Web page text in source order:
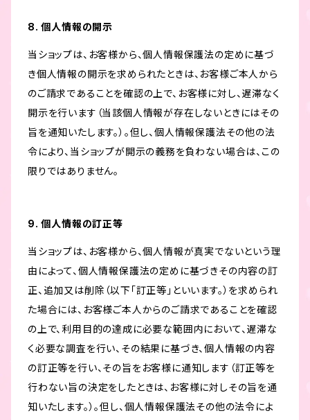
8. 個人情報の開示
当ショップは、お客様から、個人情報保護法の定めに基づ
き個人情報の開示を求められたときは、お客様ご本人から
のご請求であることを確認の上で、お客様に対し、遅滞なく
開示を行います（当該個人情報が存在しないときにはその
旨を通知いたします。）。但し、個人情報保護法その他の法
令により、当ショップが開示の義務を負わない場合は、この
限りではありません。
9. 個人情報の訂正等
当ショップは、お客様から、個人情報が真実でないという理
由によって、個人情報保護法の定めに基づきその内容の訂
正、追加又は削除（以下「訂正等」といいます。）を求められ
た場合には、お客様ご本人からのご請求であることを確認
の上で、利用目的の達成に必要な範囲内において、遅滞な
く必要な調査を行い、その結果に基づき、個人情報の内容
の訂正等を行い、その旨をお客様に通知します（訂正等を
行わない旨の決定をしたときは、お客様に対しその旨を通
知いたします。）。但し、個人情報保護法その他の法令によ